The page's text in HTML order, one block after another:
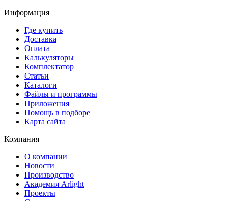
Информация
Где купить
Доставка
Оплата
Калькуляторы
Комплектатор
Статьи
Каталоги
Файлы и программы
Приложения
Помощь в подборе
Карта сайта
Компания
О компании
Новости
Производство
Академия Arlight
Проекты